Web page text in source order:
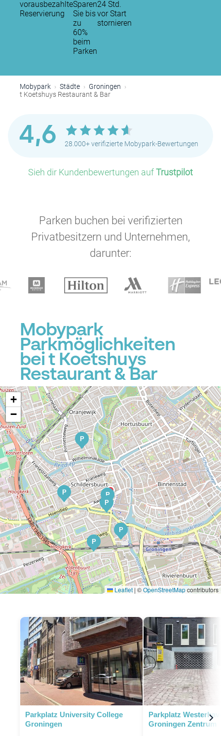
vorausbezahlte
Reservierung
Sparen
Sie bis
zu
60%
beim
Parken
24 Std.
vor Start
stornieren
Mobypark Städte
Groningen
t Koetshuys Restaurant & Bar
4,6 28.000+ verifizierte Mobypark-Bewertungen
Sieh dir Kundenbewertungen aufTrustpilot
Parken buchen bei verifizierten
Privatbesitzern und Unternehmen,
darunter:
Mobypark
Parkmöglichkeiten
bei t Koetshuys
Restaurant & Bar
P
P
P
P
P
P
P
+
−
Leaflet | ©OpenStreetMapcontributors
Parkplatz University College
Groningen
Parkplatz
Groningen Zentrum